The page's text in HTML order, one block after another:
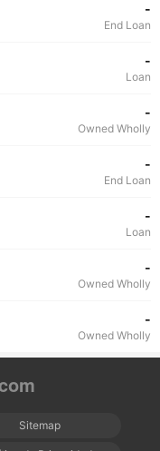
-
End Loan
-
Loan
-
Owned Wholly
-
End Loan
-
Loan
-
Owned Wholly
-
Owned Wholly
Sitemap